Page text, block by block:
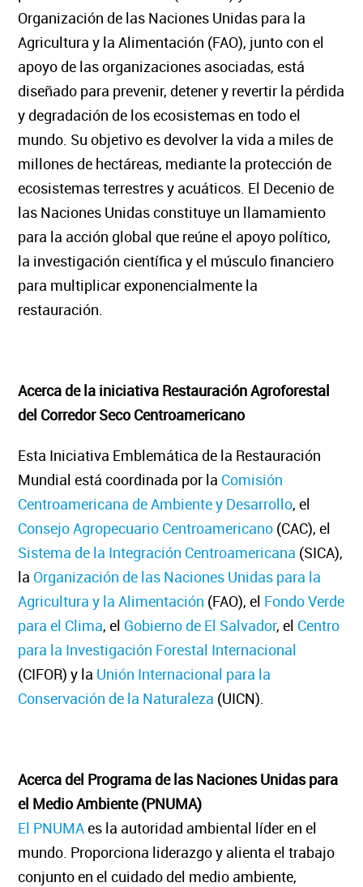
Organización de las Naciones Unidas para la
Agricultura y la Alimentación (FAO), junto con el
apoyo de las organizaciones asociadas, está
diseñado para prevenir, detener y revertir la pérdida
y degradación de los ecosistemas en todo el
mundo. Su objetivo es devolver la vida a miles de
millones de hectáreas, mediante la protección de
ecosistemas terrestres y acuáticos. El Decenio de
las Naciones Unidas constituye un llamamiento
para la acción global que reúne el apoyo político,
la investigación científica y el músculo financiero
para multiplicar exponencialmente la
restauración.
Acerca de la iniciativa Restauración Agroforestal
del Corredor Seco Centroamericano
Esta Iniciativa Emblemática de la Restauración
Mundial está coordinada por la Comisión
Centroamericana de Ambiente y Desarrollo, el
Consejo Agropecuario Centroamericano (CAC), el
Sistema de la Integración Centroamericana (SICA),
la Organización de las Naciones Unidas para la
Agricultura y la Alimentación (FAO), el Fondo Verde
para el Clima, el Gobierno de El Salvador, el Centro
para la Investigación Forestal Internacional
(CIFOR) y la Unión Internacional para la
Conservación de la Naturaleza (UICN).
Acerca del Programa de las Naciones Unidas para
el Medio Ambiente (PNUMA)
El PNUMAes la autoridad ambiental líder en el
mundo. Proporciona liderazgo y alienta el trabajo
conjunto en el cuidado del medio ambiente,